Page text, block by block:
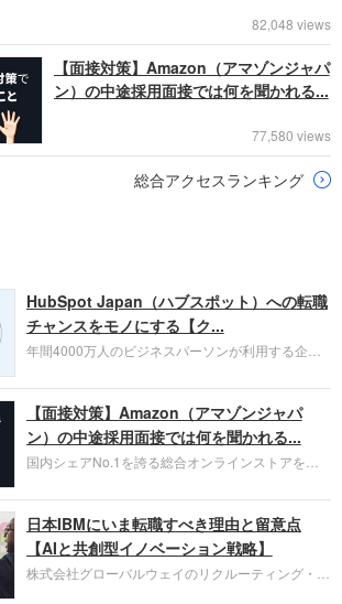
82,048 views
【面接対策】Amazon（アマゾンジャパ
ン）の中途採用面接では何を聞かれる...
77,580 views
総合アクセスランキング
HubSpot Japan（ハブスポット）への転職
チャンスをモノにする【ク...
年間4000万人のビジネスパーソンが利用する企業
お勧めするイチオシ企業をご紹介します。今回はク
ラウド型CRMプラットフォームを提供する
HubSpot Japan（ハブスポット・ジャパン）株式会
社です。採用面接対策の企業研究にご活用くださ
い。
【面接対策】Amazon（アマゾンジャパ
ン）の中途採用面接では何を聞かれる...
国内シェアNo.1を誇る総合オンラインストアを運
圧倒的な存在感を持つAmazon。中途採用面接では
過去の具体的な業務成果やリーダーシップの発揮、
失敗からの学びが重視され、人間性やカルチャーフ
ィットも評価対象となり、長期的に成長できる仲間
であるかを多角的に審査されます。
日本IBMにいま転職すべき理由と留意点
【AIと共創型イノベーション戦略】
株式会社グローバルウェイのリクルーティング・パ